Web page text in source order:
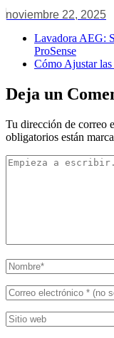
noviembre 22, 2025
Lavadora AEG:
ProSense
Cómo Ajustar las
Deja un
Tu dirección de correo
obligatorios están